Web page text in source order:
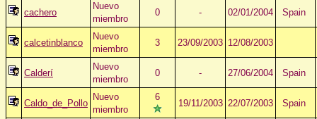
cachero
Nuevo
miembro
0 - 02/01/2004 Spain
calcetinblanco
Nuevo
miembro
3 23/09/2003 12/08/2003
Calderí
Nuevo
miembro
0 - 27/06/2004 Spain
Caldo_de_Pollo
Nuevo
miembro
6
19/11/2003 22/07/2003 Spain